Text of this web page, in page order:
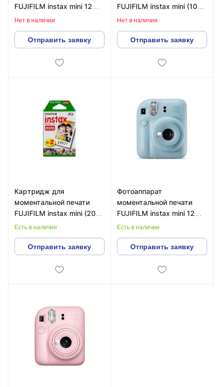
FUJIFILM instax mini 12
Purple
Нет в наличии
Отправить заявку
FUJIFILM instax mini (10
снимков)
Нет в наличии
Отправить заявку
Картридж для
моментальной печати
FUJIFILM instax mini (20
снимков)
Есть в наличии
Отправить заявку
Фотоаппарат
моментальной печати
FUJIFILM instax mini 12
Blue
Есть в наличии
Отправить заявку